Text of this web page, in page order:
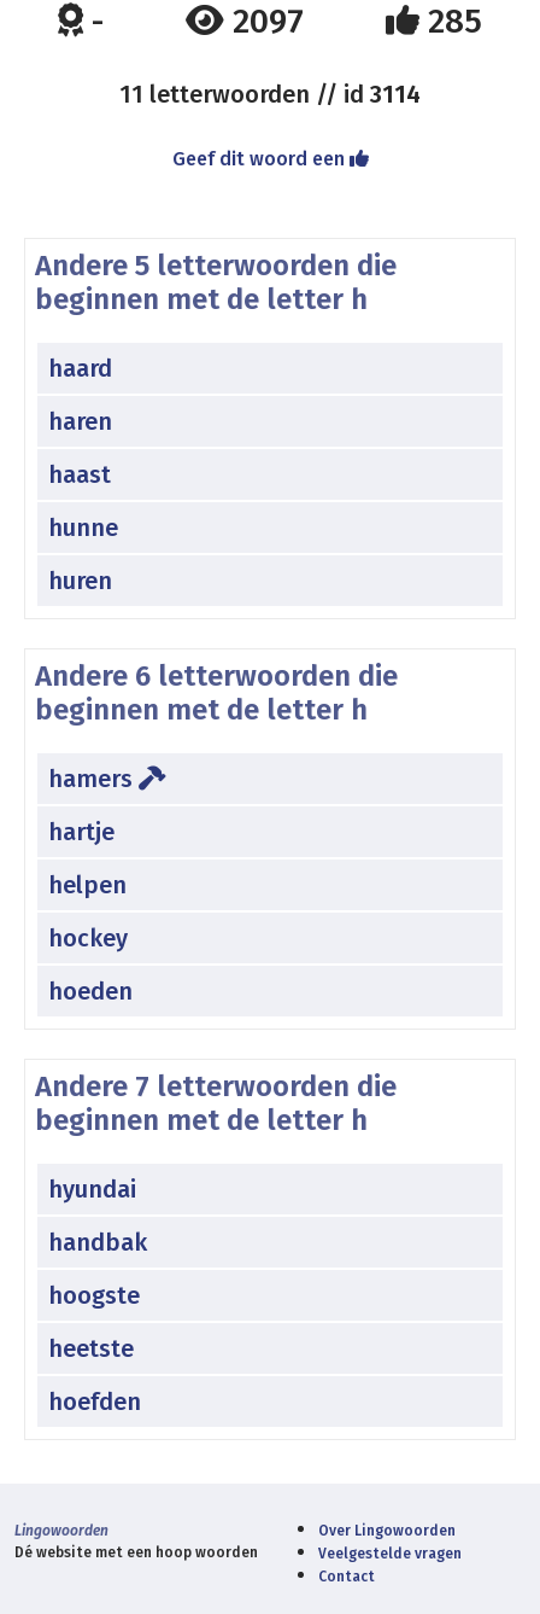
- 2097 285
11 letterwoorden // id 3114
Geef dit woord een
Andere 5 letterwoorden die
beginnen met de letter h
haard
haren
haast
hunne
huren
Andere 6 letterwoorden die
beginnen met de letter h
hamers
hartje
helpen
hockey
hoeden
Andere 7 letterwoorden die
beginnen met de letter h
hyundai
handbak
hoogste
heetste
hoefden
Lingowoorden
Dé website met een hoop woorden
Over Lingowoorden
Veelgestelde vragen
Contact